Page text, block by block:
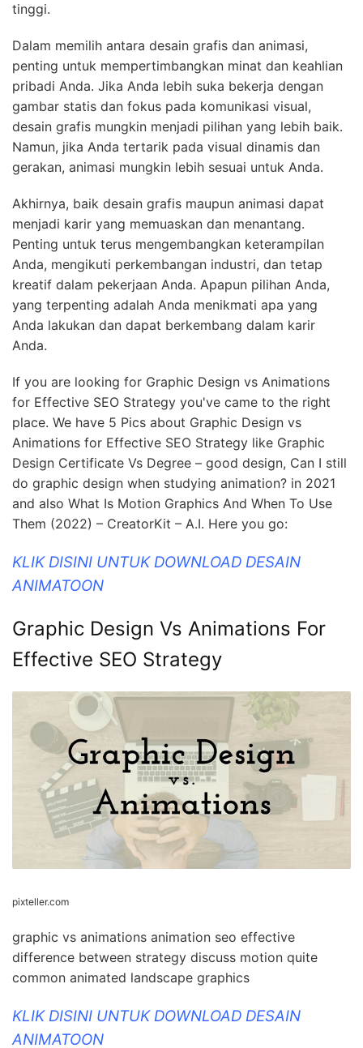
tinggi.
Dalam memilih antara desain grafis dan animasi,
penting untuk mempertimbangkan minat dan keahlian
pribadi Anda. Jika Anda lebih suka bekerja dengan
gambar statis dan fokus pada komunikasi visual,
desain grafis mungkin menjadi pilihan yang lebih baik.
Namun, jika Anda tertarik pada visual dinamis dan
gerakan, animasi mungkin lebih sesuai untuk Anda.
Akhirnya, baik desain grafis maupun animasi dapat
menjadi karir yang memuaskan dan menantang.
Penting untuk terus mengembangkan keterampilan
Anda, mengikuti perkembangan industri, dan tetap
kreatif dalam pekerjaan Anda. Apapun pilihan Anda,
yang terpenting adalah Anda menikmati apa yang
Anda lakukan dan dapat berkembang dalam karir
Anda.
If you are looking for Graphic Design vs Animations
for Effective SEO Strategy you've came to the right
place. We have 5 Pics about Graphic Design vs
Animations for Effective SEO Strategy like Graphic
Design Certificate Vs Degree – good design, Can I still
do graphic design when studying animation? in 2021
and also What Is Motion Graphics And When To Use
Them (2022) – CreatorKit – A.I. Here you go:
KLIK DISINI UNTUK DOWNLOAD DESAIN
ANIMATOON
Graphic Design Vs Animations For
Effective SEO Strategy
pixteller.com
graphic vs animations animation seo effective
difference between strategy discuss motion quite
common animated landscape graphics
KLIK DISINI UNTUK DOWNLOAD DESAIN
ANIMATOON